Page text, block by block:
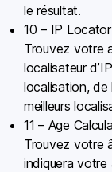
le résultat.
10 – IP Locator
Trouvez votre
localisateur
localisation, de
meilleurs
11 – Age
Trouvez votre
indiquera votre